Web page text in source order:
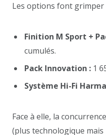
Les options font grimper
Finition M Sport +
cumulés.
Pack Innovation : 1
Système Hi-Fi
Face à elle, la
(plus technologique mais